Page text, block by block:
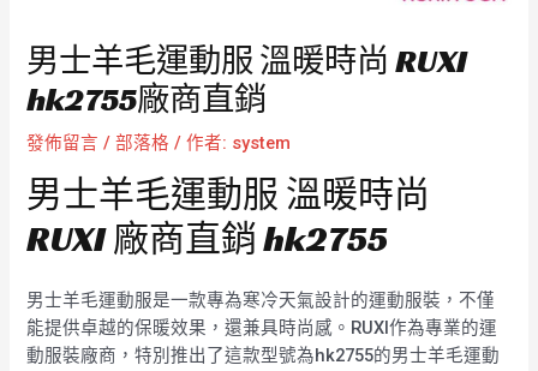
男士羊毛運動服 溫暖時尚 RUXI
hk2755廠商直銷
發佈留言 /部落格 / 作者: system
男士羊毛運動服 溫暖時尚
RUXI 廠商直銷 hk2755
男士羊毛運動服是一款專為寒冷天氣設計的運動服裝，不僅
能提供卓越的保暖效果，還兼具時尚感。RUXI作為專業的運
動服裝廠商，特別推出了這款型號為hk2755的男士羊毛運動